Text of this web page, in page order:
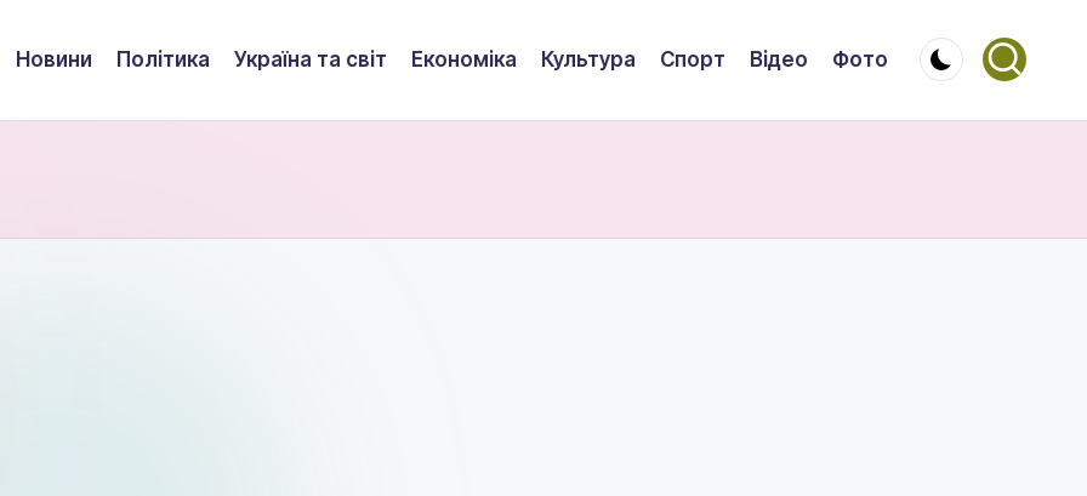
Новини Політика Україна та світ Економіка Культура Спорт Відео Фото